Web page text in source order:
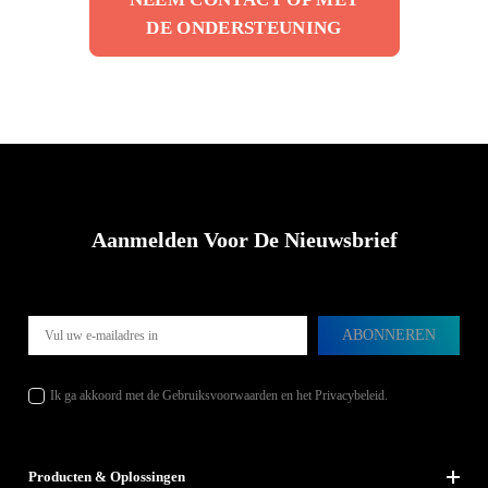
batterijen kan niet worden uitgebreid. Je kunt echter meerdere
MARSTEK VENUS C / E op dezelfde fase installeren om de
DE ONDERSTEUNING
Producten & Oplossingen
Aanmelden Voor De Nieuwsbrief
ABONNEREN
Ik ga akkoord met de Gebruiksvoorwaarden en het Privacybeleid.